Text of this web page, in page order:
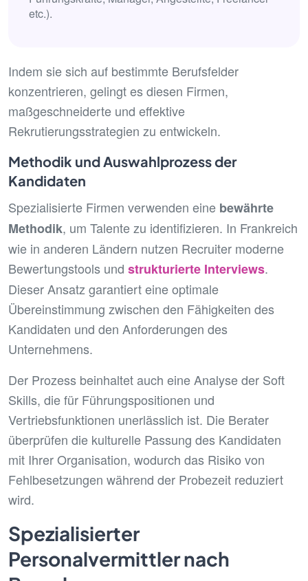
etc.).
Indem sie sich auf bestimmte Berufsfelder
konzentrieren, gelingt es diesen Firmen,
maßgeschneiderte und effektive
Rekrutierungsstrategien zu entwickeln.
Methodik und Auswahlprozess der
Kandidaten
Spezialisierte Firmen verwenden eine bewährte
Methodik, um Talente zu identifizieren. In Frankreich
wie in anderen Ländern nutzen Recruiter moderne
Bewertungstools und strukturierte Interviews.
Dieser Ansatz garantiert eine optimale
Übereinstimmung zwischen den Fähigkeiten des
Kandidaten und den Anforderungen des
Unternehmens.
Der Prozess beinhaltet auch eine Analyse der Soft
Skills, die für Führungspositionen und
Vertriebsfunktionen unerlässlich ist. Die Berater
überprüfen die kulturelle Passung des Kandidaten
mit Ihrer Organisation, wodurch das Risiko von
Fehlbesetzungen während der Probezeit reduziert
wird.
Spezialisierter
Personalvermittler nach